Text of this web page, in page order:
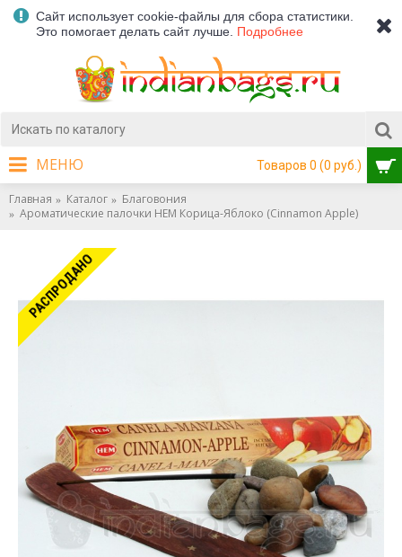
Сайт использует cookie-файлы для сбора статистики.
Это помогает делать сайт лучше. Подробнее
Товаров 0 (0 руб.)
МЕНЮ
Главная Каталог
Благовония
Ароматические палочки HEM Корица-Яблоко (Cinnamon Apple)
РАСПРОДАНО